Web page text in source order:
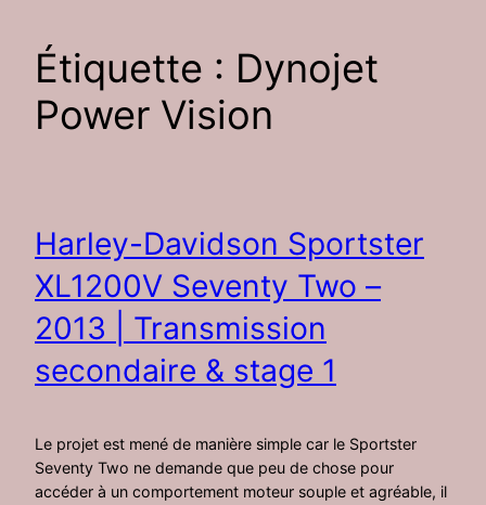
Étiquette : Dynojet
Power Vision
Harley-Davidson Sportster
XL1200V Seventy Two –
2013 | Transmission
secondaire & stage 1
Le projet est mené de manière simple car le Sportster
Seventy Two ne demande que peu de chose pour
accéder à un comportement moteur souple et agréable, il